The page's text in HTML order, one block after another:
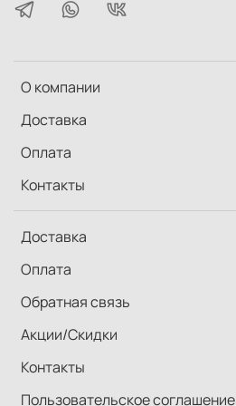
О компании
Доставка
Оплата
Контакты
Доставка
Оплата
Обратная связь
Акции/Скидки
Контакты
Пользовательское соглашение